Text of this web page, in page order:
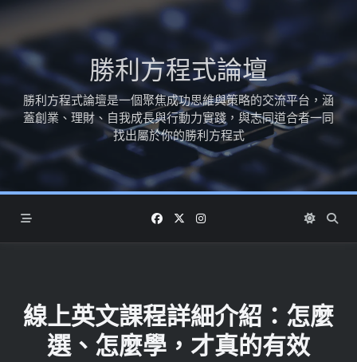
Skip
content
勝利方程式論壇
勝利方程式論壇是一個聚焦成功思維與策略的交流平台，涵
蓋創業、理財、自我成長與行動力實踐，與志同道合者一同
找出屬於你的勝利方程式
線上英文課程詳細介紹：怎麼
選、怎麼學，才真的有效